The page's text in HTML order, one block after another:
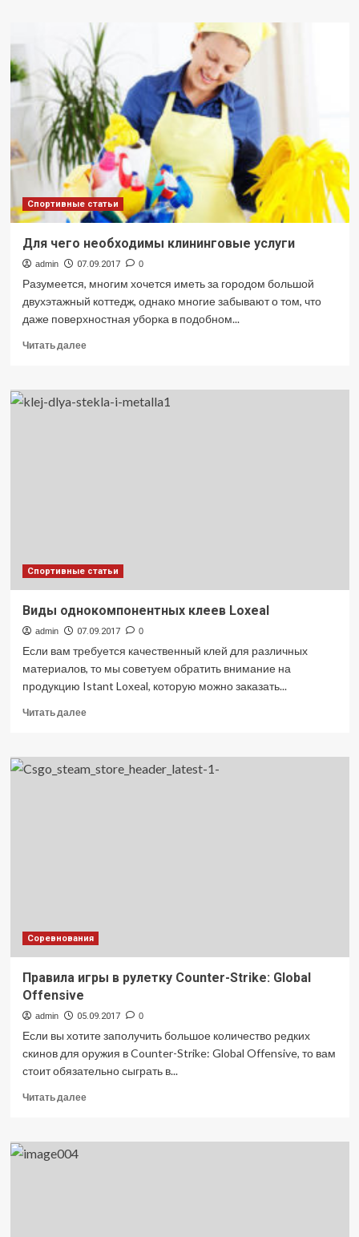
Вышгора
—
сноубординг
во
мраке
Спортивные статьи
Для чего необходимы клининговые услуги
admin 07.09.2017 0
Разумеется, многим хочется иметь за городом большой
двухэтажный коттедж, однако многие забывают о том, что
даже поверхностная уборка в подобном...
Читать далееПрочитать
Для
чего
Спортивные статьи
Виды однокомпонентных клеев Loxeal
admin 07.09.2017 0
Если вам требуется качественный клей для различных
материалов, то мы советуем обратить внимание на
продукцию Istant Loxeal, которую можно заказать...
Читать далееПрочитать
Виды
однокомпонентных
Соревнования
Правила игры в рулетку Counter-Strike: Global
Offensive
admin 05.09.2017 0
Если вы хотите заполучить большое количество редких
скинов для оружия в Counter-Strike: Global Offensive, то вам
стоит обязательно сыграть в...
Читать далееПрочитать
Правила